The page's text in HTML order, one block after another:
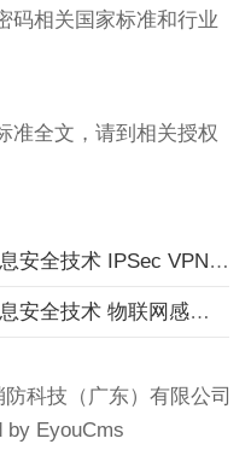
码相关国家标准和行业
准全文，请到相关授权
上一篇：GB/T 36968-2018 信息安全技术 IPSec VPN技术规范
下一篇：GB/T 37024-2018 信息安全技术 物联网感知层网关安全技术要求
科技（广东）有限公司
by EyouCms